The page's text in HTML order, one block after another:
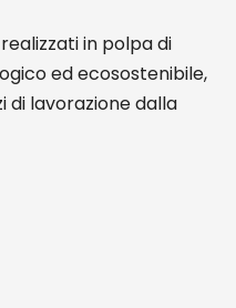
in polpa di
ed ecosostenibile,
di lavorazione dalla